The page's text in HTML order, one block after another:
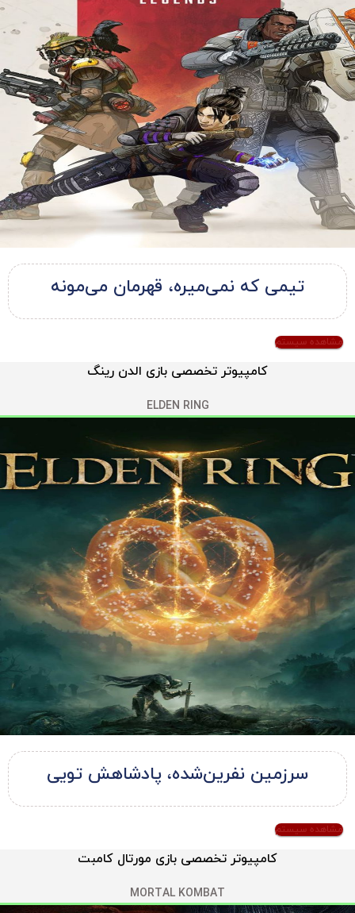
تیمی که نمی‌میره، قهرمان می‌مونه
مشاهده سیستم
کامپیوتر تخصصی بازی الدن رینگ
ELDEN RING
سرزمین نفرین‌شده، پادشاهش تویی
مشاهده سیستم
کامپیوتر تخصصی بازی مورتال کامبت
MORTAL KOMBAT